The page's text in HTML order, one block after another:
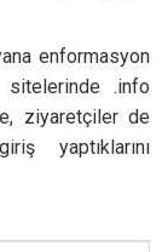
enformasyon
sitelerinde .info
ziyaretçiler de
yaptıklarını